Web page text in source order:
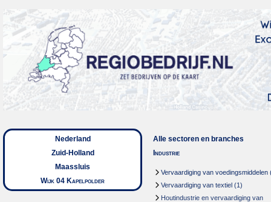
Nederland
Zuid-Holland
Maassluis
Wijk 04 Kapelpolder
Alle sectoren en branches
Industrie
Vervaardiging van voedingsmiddelen
Vervaardiging van textiel (1)
Houtindustrie en vervaardiging van